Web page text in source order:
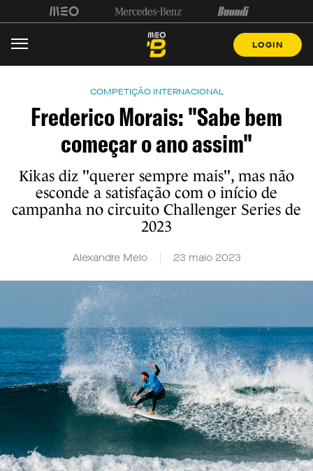
LOGIN
COMPETIÇÃO INTERNACIONAL
Frederico Morais: "Sabe bem
começar o ano assim"
Kikas diz "querer sempre mais", mas não
esconde a satisfação com o início de
campanha no circuito Challenger Series de
2023
Alexandre Melo 23 maio 2023